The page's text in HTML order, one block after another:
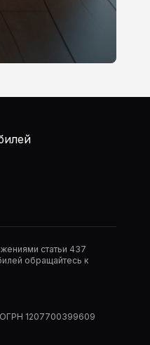
статьи 437
обращайтесь к
ОГРН 1207700399609